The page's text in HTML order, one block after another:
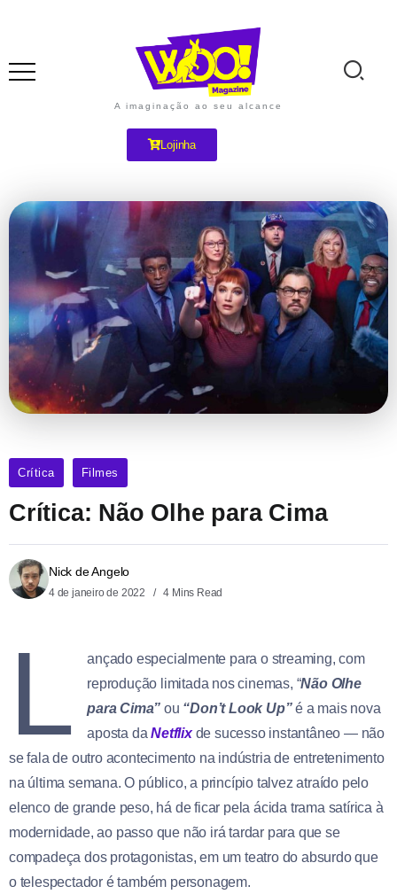
A imaginação ao seu alcance
Lojinha
Crítica Filmes
Crítica: Não Olhe para Cima
Nick de Angelo
4 de janeiro de 2022 4 Mins Read
L
ançado especialmente para o streaming, com
reprodução limitada nos cinemas, “Não Olhe
para Cima” ou “Don’t Look Up”é a mais nova
aposta daNetflixde sucesso instantâneo — não
se fala de outro acontecimento na indústria de entretenimento
na última semana. O público, a princípio talvez atraído pelo
elenco de grande peso, há de ficar pela ácida trama satírica à
modernidade, ao passo que não irá tardar para que se
compadeça dos protagonistas, em um teatro do absurdo que
o telespectador é também personagem.